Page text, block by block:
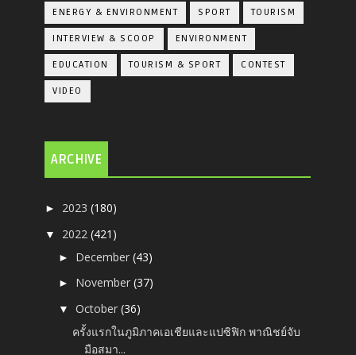
ENERGY & ENVIRONMENT SPORT TOURISM
INTERVIEW & SCOOP ENVIRONMENT
EDUCATION TOURISM & SPORT CONTEST
VIDEO
ARCHIVE
► 2023(180)
▼ 2022(421)
► December(43)
► November(37)
▼October(36)
ครั้งแรกในภูมิภาคเอเชียและแปซิฟิก พาณิชย์จับ
มือสมา...